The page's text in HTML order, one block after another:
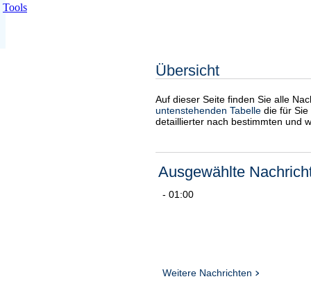
Tools
Übersicht
Auf dieser Seite finden Sie alle
untenstehenden Tabelle die für
detaillierter nach bestimmten und
Ausgewählte
- 01:00
Weitere Nachrichten